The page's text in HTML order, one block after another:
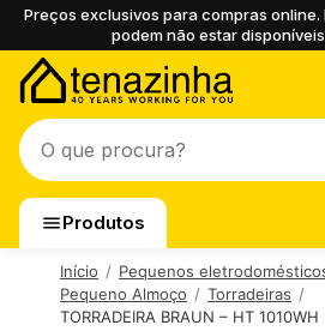
Preços exclusivos para compras
podem não estar
Produtos
Início
Pequenos
Pequeno Almoço
Torradeiras
TORRADEIRA BRAUN – HT 1010WH